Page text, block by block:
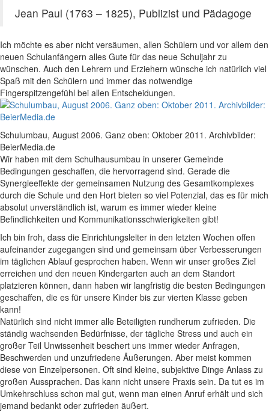
Jean Paul (1763 – 1825), Publizist und Pädagoge
Ich möchte es aber nicht versäumen, allen Schülern und vor allem den
neuen Schulanfängern alles Gute für das neue Schuljahr zu
wünschen. Auch den Lehrern und Erziehern wünsche ich natürlich viel
Spaß mit den Schülern und immer das notwendige
Fingerspitzengefühl bei allen Entscheidungen.
Schulumbau, August 2006. Ganz oben: Oktober 2011. Archivbilder:
BeierMedia.de
Wir haben mit dem Schulhausumbau in unserer Gemeinde
Bedingungen geschaffen, die hervorragend sind. Gerade die
Synergieeffekte der gemeinsamen Nutzung des Gesamtkomplexes
durch die Schule und den Hort bieten so viel Potenzial, das es für mich
absolut unverständlich ist, warum es immer wieder kleine
Befindlichkeiten und Kommunikationsschwierigkeiten gibt!
Ich bin froh, dass die Einrichtungsleiter in den letzten Wochen offen
aufeinander zugegangen sind und gemeinsam über Verbesserungen
im täglichen Ablauf gesprochen haben. Wenn wir unser großes Ziel
erreichen und den neuen Kindergarten auch an dem Standort
platzieren können, dann haben wir langfristig die besten Bedingungen
geschaffen, die es für unsere Kinder bis zur vierten Klasse geben
kann!
Natürlich sind nicht immer alle Beteiligten rundherum zufrieden. Die
ständig wachsenden Bedürfnisse, der tägliche Stress und auch ein
großer Teil Unwissenheit beschert uns immer wieder Anfragen,
Beschwerden und unzufriedene Äußerungen. Aber meist kommen
diese von Einzelpersonen. Oft sind kleine, subjektive Dinge Anlass zu
großen Aussprachen. Das kann nicht unsere Praxis sein. Da tut es im
Umkehrschluss schon mal gut, wenn man einen Anruf erhält und sich
jemand bedankt oder zufrieden äußert.